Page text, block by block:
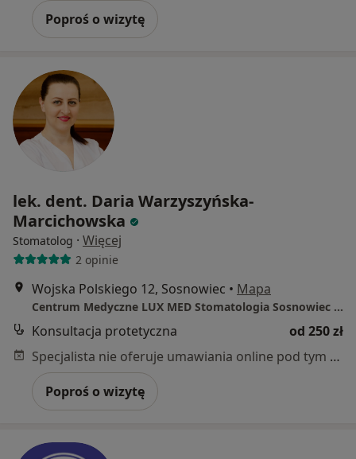
Poproś o wizytę
lek. dent. Daria Warzyszyńska-
Marcichowska
Stomatolog · Więcej
2 opinie
Wojska Polskiego 12, Sosnowiec • Mapa
Centrum Medyczne LUX MED Stomatologia Sosnowiec - Wojska Polskiego 12
Konsultacja protetyczna
od 250 zł
Specjalista nie oferuje umawiania online pod tym adresem.
Poproś o wizytę